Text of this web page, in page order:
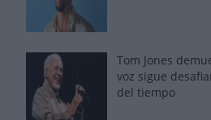
Tom Jones
voz sigue
del tiempo